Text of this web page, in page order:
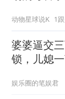
动物星球说K 1
婆婆逼交
锁，儿媳
娱乐圈的笔娱君